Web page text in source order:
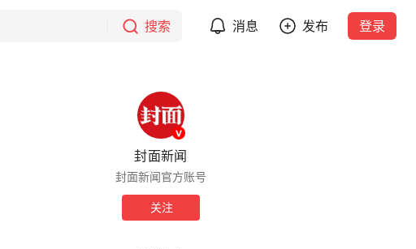
搜索 消息 发布 登录
封面新闻
封面新闻官方账号
关注